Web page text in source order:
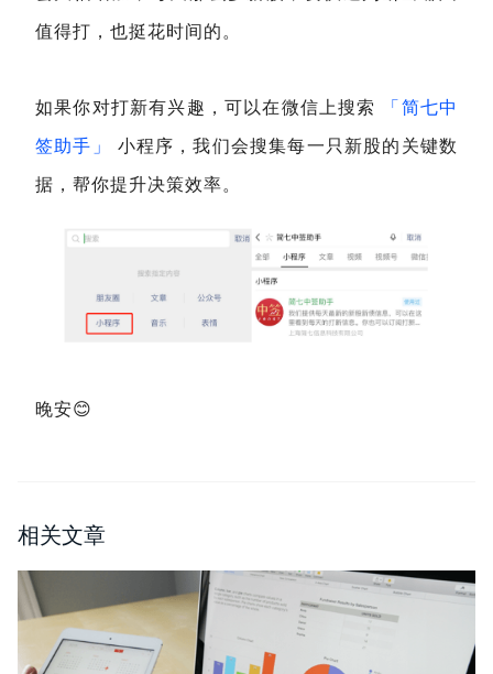
值得打，也挺花时间的。
如果你对打新有兴趣，可以在微信上搜索 「简七中
签助手」 小程序，我们会搜集每一只新股的关键数
据，帮你提升决策效率。
晚安😊
相关文章